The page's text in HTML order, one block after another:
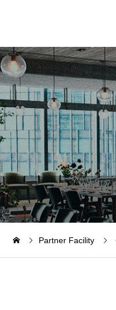
Partner Facility